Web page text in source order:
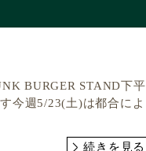
BURGER STAND下平
今週5/23(土)は都合によ
続きを見る